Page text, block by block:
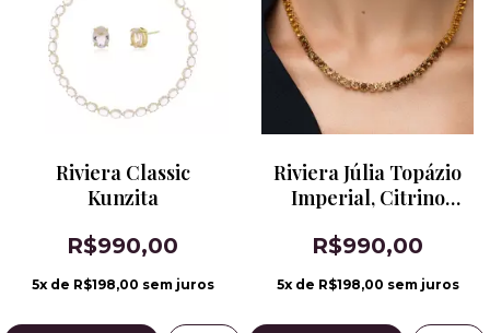
Riviera Classic
Kunzita
R$990,00
5x de R$198,00 sem juros
Riviera Júlia Topázio
Imperial, Citrino
R$990,00
5x de R$198,00 sem juros